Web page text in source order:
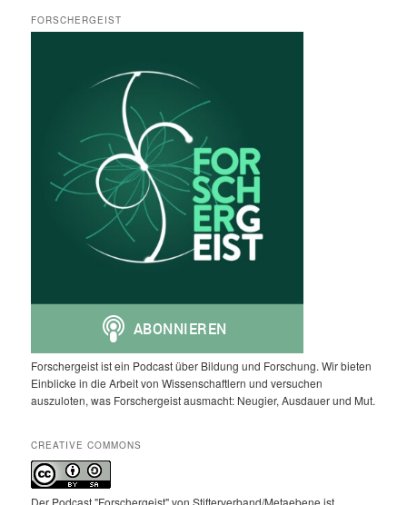
FORSCHERGEIST
Forschergeist ist ein Podcast über Bildung und Forschung. Wir bieten
Einblicke in die Arbeit von Wissenschaftlern und versuchen
auszuloten, was Forschergeist ausmacht: Neugier, Ausdauer und Mut.
CREATIVE COMMONS